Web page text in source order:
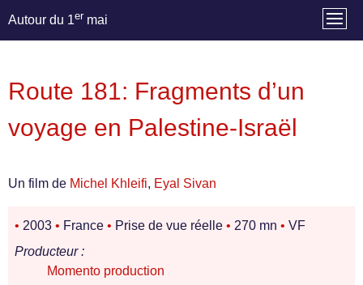
Autour du 1er mai
Route 181: Fragments d’un
voyage en Palestine-Israël
Un film de Michel Khleifi, Eyal Sivan
• 2003 • France • Prise de vue réelle • 270 mn • VF
Producteur :
Momento production